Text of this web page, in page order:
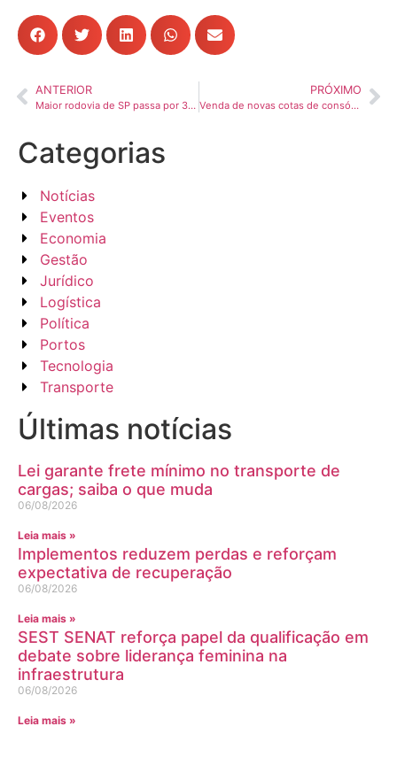
ANTERIOR
Maior rodovia de SP passa por 30 cidades e chega até o MS; veja ranking
PRÓXIMO
Venda de novas cotas de consórcio de caminhões recua 15% no primeiro semestre
Categorias
Notícias
Eventos
Economia
Gestão
Jurídico
Logística
Política
Portos
Tecnologia
Transporte
Últimas notícias
Lei garante frete mínimo no transporte de
cargas; saiba o que muda
06/08/2026
Leia mais »
Implementos reduzem perdas e reforçam
expectativa de recuperação
06/08/2026
Leia mais »
SEST SENAT reforça papel da qualificação em
debate sobre liderança feminina na
infraestrutura
06/08/2026
Leia mais »